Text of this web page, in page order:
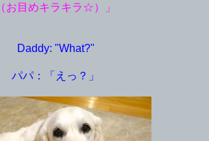
（お目めキラキラ☆）」
Daddy: "What?"
パパ：「えっ？」